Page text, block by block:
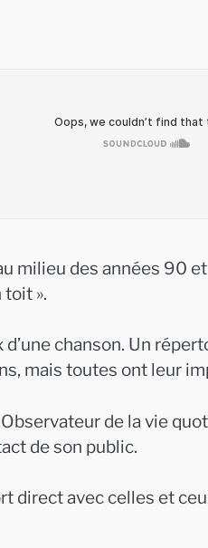
milieu des années 90
toit ».
chanson. Un
mais toutes ont leur
de la vie
de son public.
direct avec celles et